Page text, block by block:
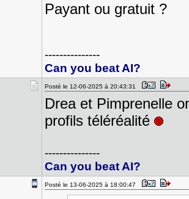
Payant ou gratuit ?
---------------
Can you beat AI?
Posté le 12-06-2025 à 20:43:31
Drea et Pimprenelle
profils téléréalité
---------------
Can you beat AI?
Posté le 13-06-2025 à 18:00:47